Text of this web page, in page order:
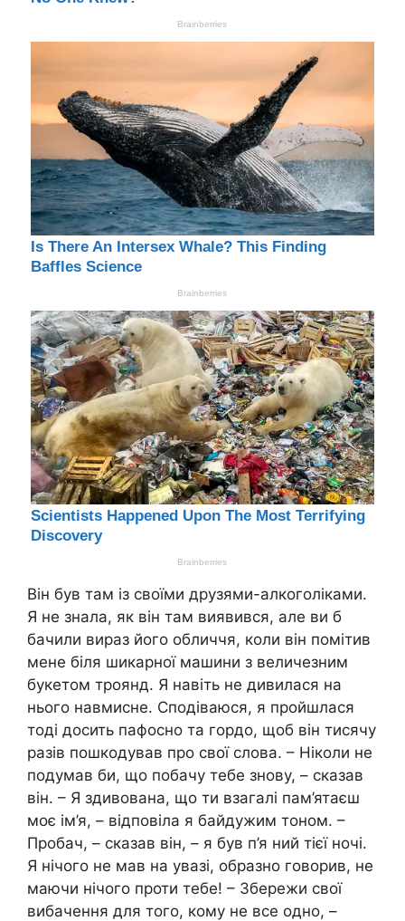
Він був там із своїми друзями-алкоголіками.
Я не знала, як він там виявився, але ви б
бачили вираз його обличчя, коли він помітив
мене біля шикарної машини з величезним
букетом троянд. Я навіть не дивилася на
нього навмисне. Сподіваюся, я пройшлася
тоді досить пафосно та гордо, щоб він тисячу
разів пошкодував про свої слова. – Ніколи не
подумав би, що побачу тебе знову, – сказав
він. – Я здивована, що ти взагалі пам’ятаєш
моє ім’я, – відповіла я байдужим тоном. –
Пробач, – сказав він, – я був п’я ний тієї ночі.
Я нічого не мав на увазі, образно говорив, не
маючи нічого проти тебе! – Збережи свої
вибачення для того, кому не все одно, –